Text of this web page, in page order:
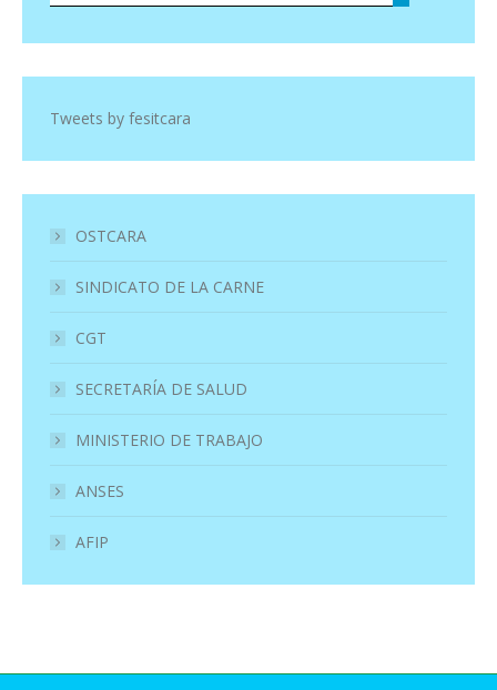
Tweets by fesitcara
OSTCARA
SINDICATO DE LA CARNE
CGT
SECRETARÍA DE SALUD
MINISTERIO DE TRABAJO
ANSES
AFIP